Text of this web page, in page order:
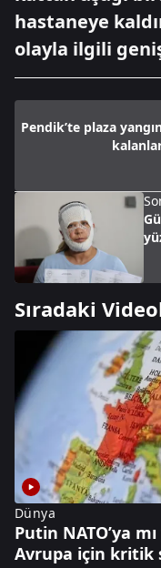
hastaneye
olayla ilgili
Pendik’te plaza
Sıradaki
Dünya
Putin NATO’ya
Avrupa için kritik